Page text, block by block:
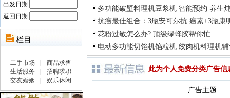
出发日期
返回日期
多功能破壁料理机豆浆机 智能预约 养生
抗癌最佳组合：3瓶安可尔抗 癌素+3瓶康
花粉过敏怎么办? 顶级绿蜂胶帮你忙
电动多功能切馅机馅粒机 绞肉机料理机
此为个人免费分类广告信
广告主题